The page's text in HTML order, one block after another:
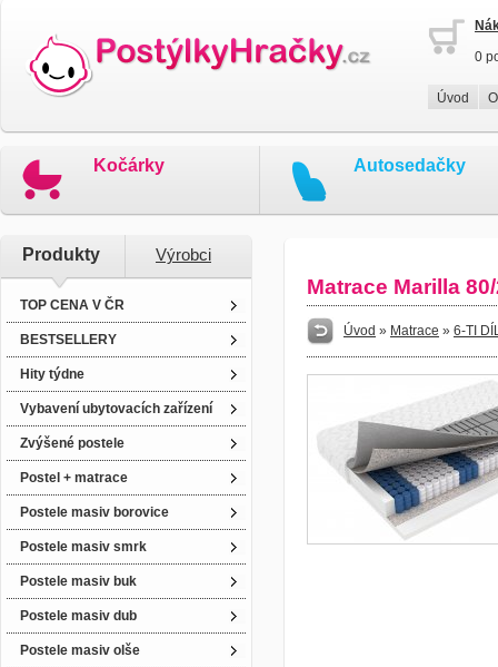
0
Úvod
Kočárky Autosedačky
Produkty Výrobci
TOP CENA V ČR
BESTSELLERY
Hity týdne
Vybavení ubytovacích zařízení
Zvýšené postele
Postel + matrace
Postele masiv borovice
Postele masiv smrk
Postele masiv buk
Postele masiv dub
Postele masiv olše
Matrace Marilla
Úvod » Matrace » 6-TI